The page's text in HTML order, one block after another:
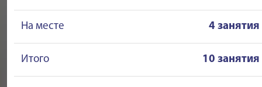
На месте 4 занятия
Итого 10 занятия